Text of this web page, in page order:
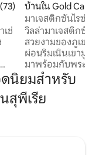
ลี่ย 4.89 จาก 5, 73 รีวิว
ช่
น
บ้านใน Gold
มาเจสติกซันไรซ์วิล
วิลล่ามาเจสติกซัน
สวยงามของภูเขา
ผ่อนริมเนินเขามูล
มาพร้อมกับพระอ
เทือกเขาซูเปอร์ส
เพดานสูงตระหง่า
ครัวที่ได้รับการปรั
นิยมสำหรับ
สุพีเรีย